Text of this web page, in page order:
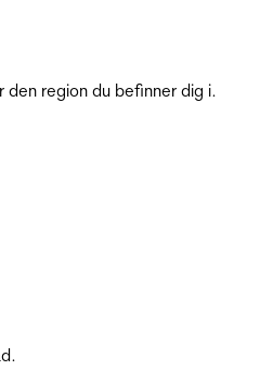
den region du befinner dig i.